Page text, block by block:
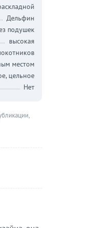
Дельфин
подушек
высокая
местом
цельное
Нет